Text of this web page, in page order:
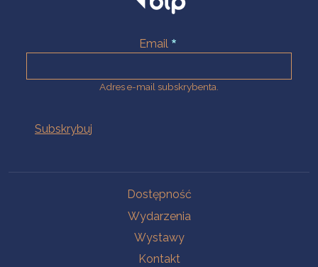
Email
Adres e-mail subskrybenta.
Dostępność
Wydarzenia
Wystawy
Kontakt